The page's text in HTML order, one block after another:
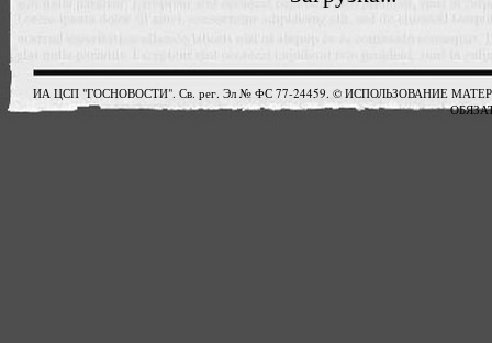
ИА ЦСП "ГОСНОВОСТИ". Св. рег. Эл № ФС 77-24459. © ИСПОЛЬЗОВАНИЕ